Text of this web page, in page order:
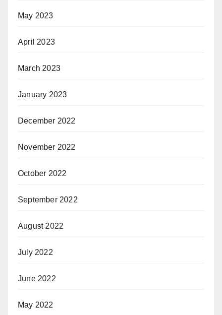
May 2023
April 2023
March 2023
January 2023
December 2022
November 2022
October 2022
September 2022
August 2022
July 2022
June 2022
May 2022